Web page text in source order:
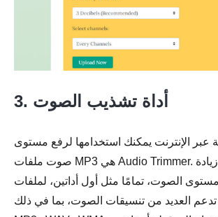
3. أداة تشذيب الصوت
عبر الإنترنت يمكنك استخدامها لرفع مستوى
صوت ملفات MP3 هي Audio Trimmer. فهي تساعد على زيادة
مستوى الصوت، تمامًا مثل أول أداتين، لملفات MP3. بالإضافة
تدعم العديد من تنسيقات الصوت، بما في ذلك